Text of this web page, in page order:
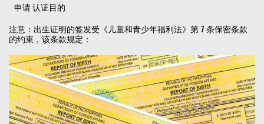
申请 认证目的
注意：出生证明的签发受《儿童和青少年福利法》第 7 条保密条款
的约束，该条款规定：